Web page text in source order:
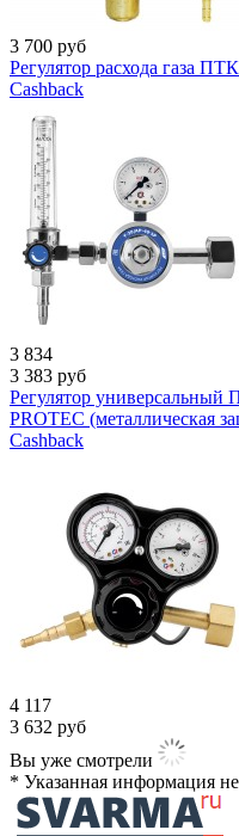
3 700 руб
Регулятор расхода газа
Cashback
3 834
3 383 руб
Регулятор
PROTEC (металлическая
Cashback
4 117
3 632 руб
Вы уже смотрели
* Указанная информация